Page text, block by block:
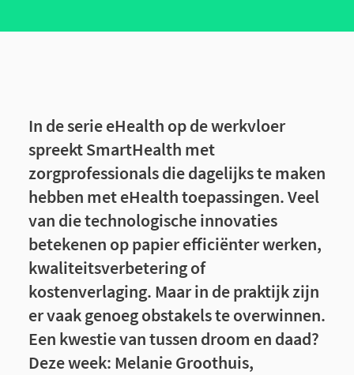
In de serie eHealth op de werkvloer
spreekt SmartHealth met
zorgprofessionals die dagelijks te maken
hebben met eHealth toepassingen. Veel
van die technologische innovaties
betekenen op papier efficiënter werken,
kwaliteitsverbetering of
kostenverlaging. Maar in de praktijk zijn
er vaak genoeg obstakels te overwinnen.
Een kwestie van tussen droom en daad?
Deze week: Melanie Groothuis,